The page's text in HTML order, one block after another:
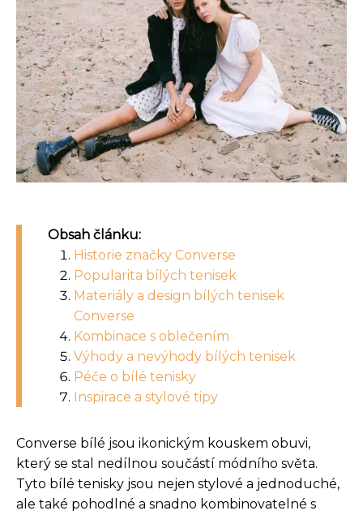
Obsah článku:
Historie značky Converse
Popularita bílých tenisek
Materiály a design bílých tenisek
Converse
Kombinace s oblečením
Výhody a nevýhody bílých tenisek
Péče o bílé tenisky
Inspirace a stylové tipy
Converse bílé jsou ikonickým kouskem obuvi,
který se stal nedílnou součástí módního světa.
Tyto bílé tenisky jsou nejen stylové a jednoduché,
ale také pohodlné a snadno kombinovatelné s